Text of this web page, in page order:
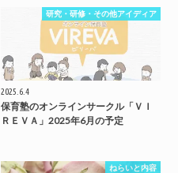
研究・研修・その他アイディア
2025.6.4
保育塾のオンラインサークル「ＶＩ
ＲＥＶＡ」2025年6月の予定
ねらいと内容